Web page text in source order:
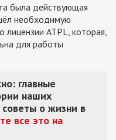
была действующая
необходимую
ATPL, которая,
для работы
главные
наших
о жизни в
все это на